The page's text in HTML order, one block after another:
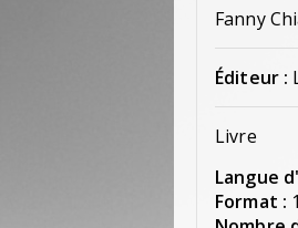
Fanny
Éditeur :
Livre
Langue
Format :